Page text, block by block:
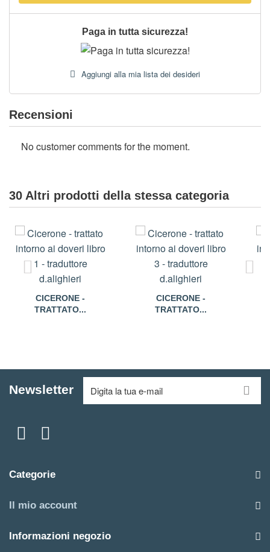
Paga in tutta sicurezza!
Aggiungi alla mia lista dei desideri
Recensioni
No customer comments for the moment.
30 Altri prodotti della stessa categoria
CICERONE -
TRATTATO...
CICERONE -
TRATTATO...
Newsletter
Categorie
Il mio account
Informazioni negozio